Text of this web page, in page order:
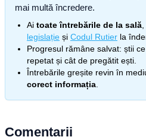
mai multă încredere.
Ai toate întrebările de la sală
legislație și Codul Rutier la
Progresul rămâne salvat: știi
repetat și cât de pregătit ești.
Întrebările greșite revin în
corect informația
Comentarii